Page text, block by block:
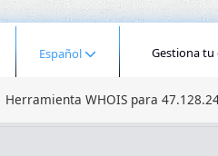
Español Gestiona tu
Herramienta WHOIS para